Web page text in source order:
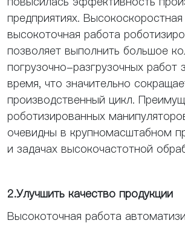
предприятиях.
высокоточная работа
позволяет выполнить большое
погрузочно-разгрузочных работ
время, что значительно
производственный цикл.
роботизированных
очевидны в крупномасштабном
и задачах высокочастотной
2.Улучшить качество продукции
Высокоточная работа